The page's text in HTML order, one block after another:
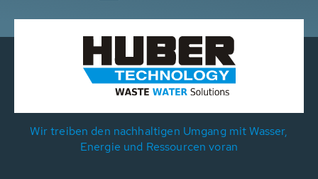
Wir treiben den nachhaltigen Umgang mit Wasser,
Energie und Ressourcen voran